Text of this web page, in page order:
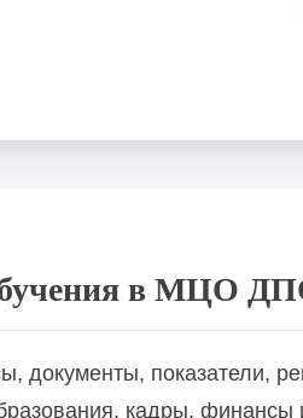
организациях СПО и в
организациях СПО и в
в МЦО
документы, показатели,
кадры, финансы